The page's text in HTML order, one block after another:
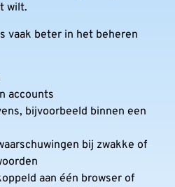
wilt.
vaak beter in het beheren
accounts
bijvoorbeeld binnen een
bij zwakke of
aan één browser of